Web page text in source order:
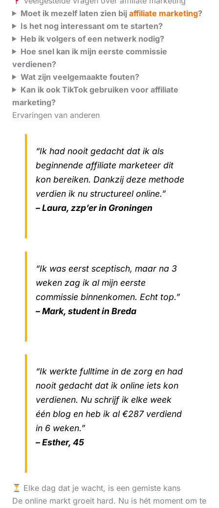
Moet ik mezelf laten zien bij affiliate marketing?
Is het nog interessant om te starten?
Heb ik volgers of een netwerk nodig?
Hoe snel kan ik mijn eerste commissie
verdienen?
Wat zijn veelgemaakte fouten?
Kan ik ook TikTok gebruiken voor affiliate
marketing?
Ervaringen van anderen
“Ik had nooit gedacht dat ik als
beginnende affiliate marketeer dit
kon bereiken. Dankzij deze methode
verdien ik nu structureel online.”
– Laura, zzp’er in Groningen
“Ik was eerst sceptisch, maar na 3
weken zag ik al mijn eerste
commissie binnenkomen. Echt top.”
– Mark, student in Breda
“Ik werkte fulltime in de zorg en had
nooit gedacht dat ik online iets kon
verdienen. Nu schrijf ik elke week
één blog en heb ik al €287 verdiend
in 6 weken.”
– Esther, 45
Elke dag dat je wacht, is een gemiste kans
De online markt groeit hard. Nu is hét moment om te